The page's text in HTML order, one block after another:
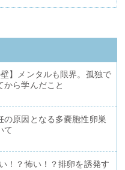
】メンタルも限界。孤独で
から学んだこと
の原因となる多嚢胞性卵巣
て
！？怖い！？排卵を誘発す